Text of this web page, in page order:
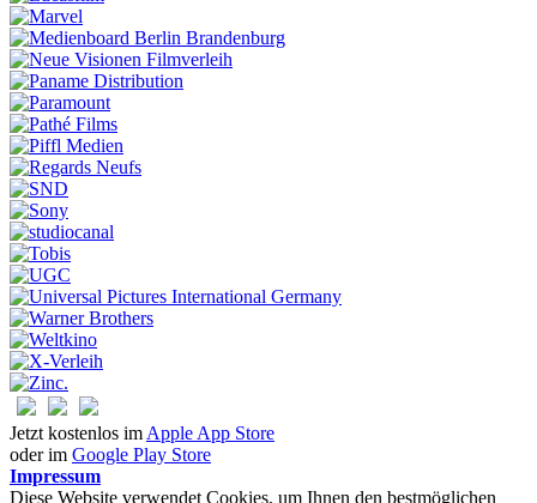
Jetzt kostenlos im Apple App Store
oder im Google Play Store
Impressum
Diese Website verwendet Cookies, um Ihnen den bestmöglichen